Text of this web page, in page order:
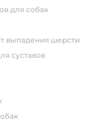
для собак
выпадения шерсти
суставов